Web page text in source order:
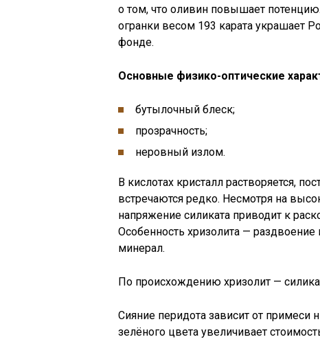
о том, что оливин повышает
огранки весом 193 карата украшает
фонде.
Основные физико-оптические
бутылочный блеск;
прозрачность;
неровный излом.
В кислотах кристалл растворяется,
встречаются редко. Несмотря на
напряжение силиката приводит к
Особенность хризолита —
минерал.
По происхождению хризолит —
Сияние перидота зависит от примеси
зелёного цвета увеличивает